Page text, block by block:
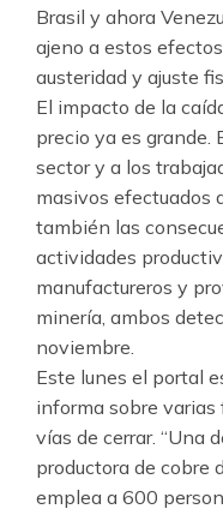
Brasil y ahora
ajeno a estos
austeridad y ajuste
El impacto de la
precio ya es grande.
sector y a los
masivos efectuados
también las
actividades
manufactureros y
minería, ambos
noviembre.
Este lunes el portal
informa sobre
vías de cerrar. “Una
productora de cobre
emplea a 600